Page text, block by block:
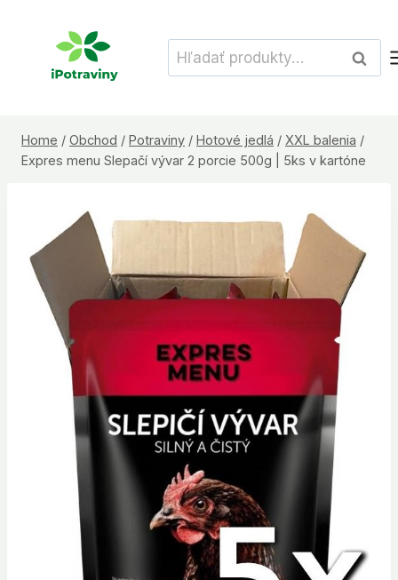
Hľadať:
Home / Obchod / Potraviny / Hotové jedlá / XXL balenia /
Expres menu Slepačí vývar 2 porcie 500g | 5ks v kartóne